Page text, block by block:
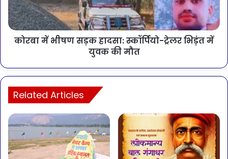
कोरबा में भीषण सड़क हादसा: स्कॉर्पियो-ट्रेलर भिड़ंत में
युवक की मौत
Related Articles